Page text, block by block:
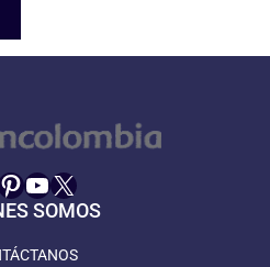
YouTube
X
SOMOS